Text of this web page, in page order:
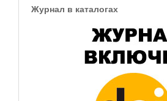
Журнал в каталогах